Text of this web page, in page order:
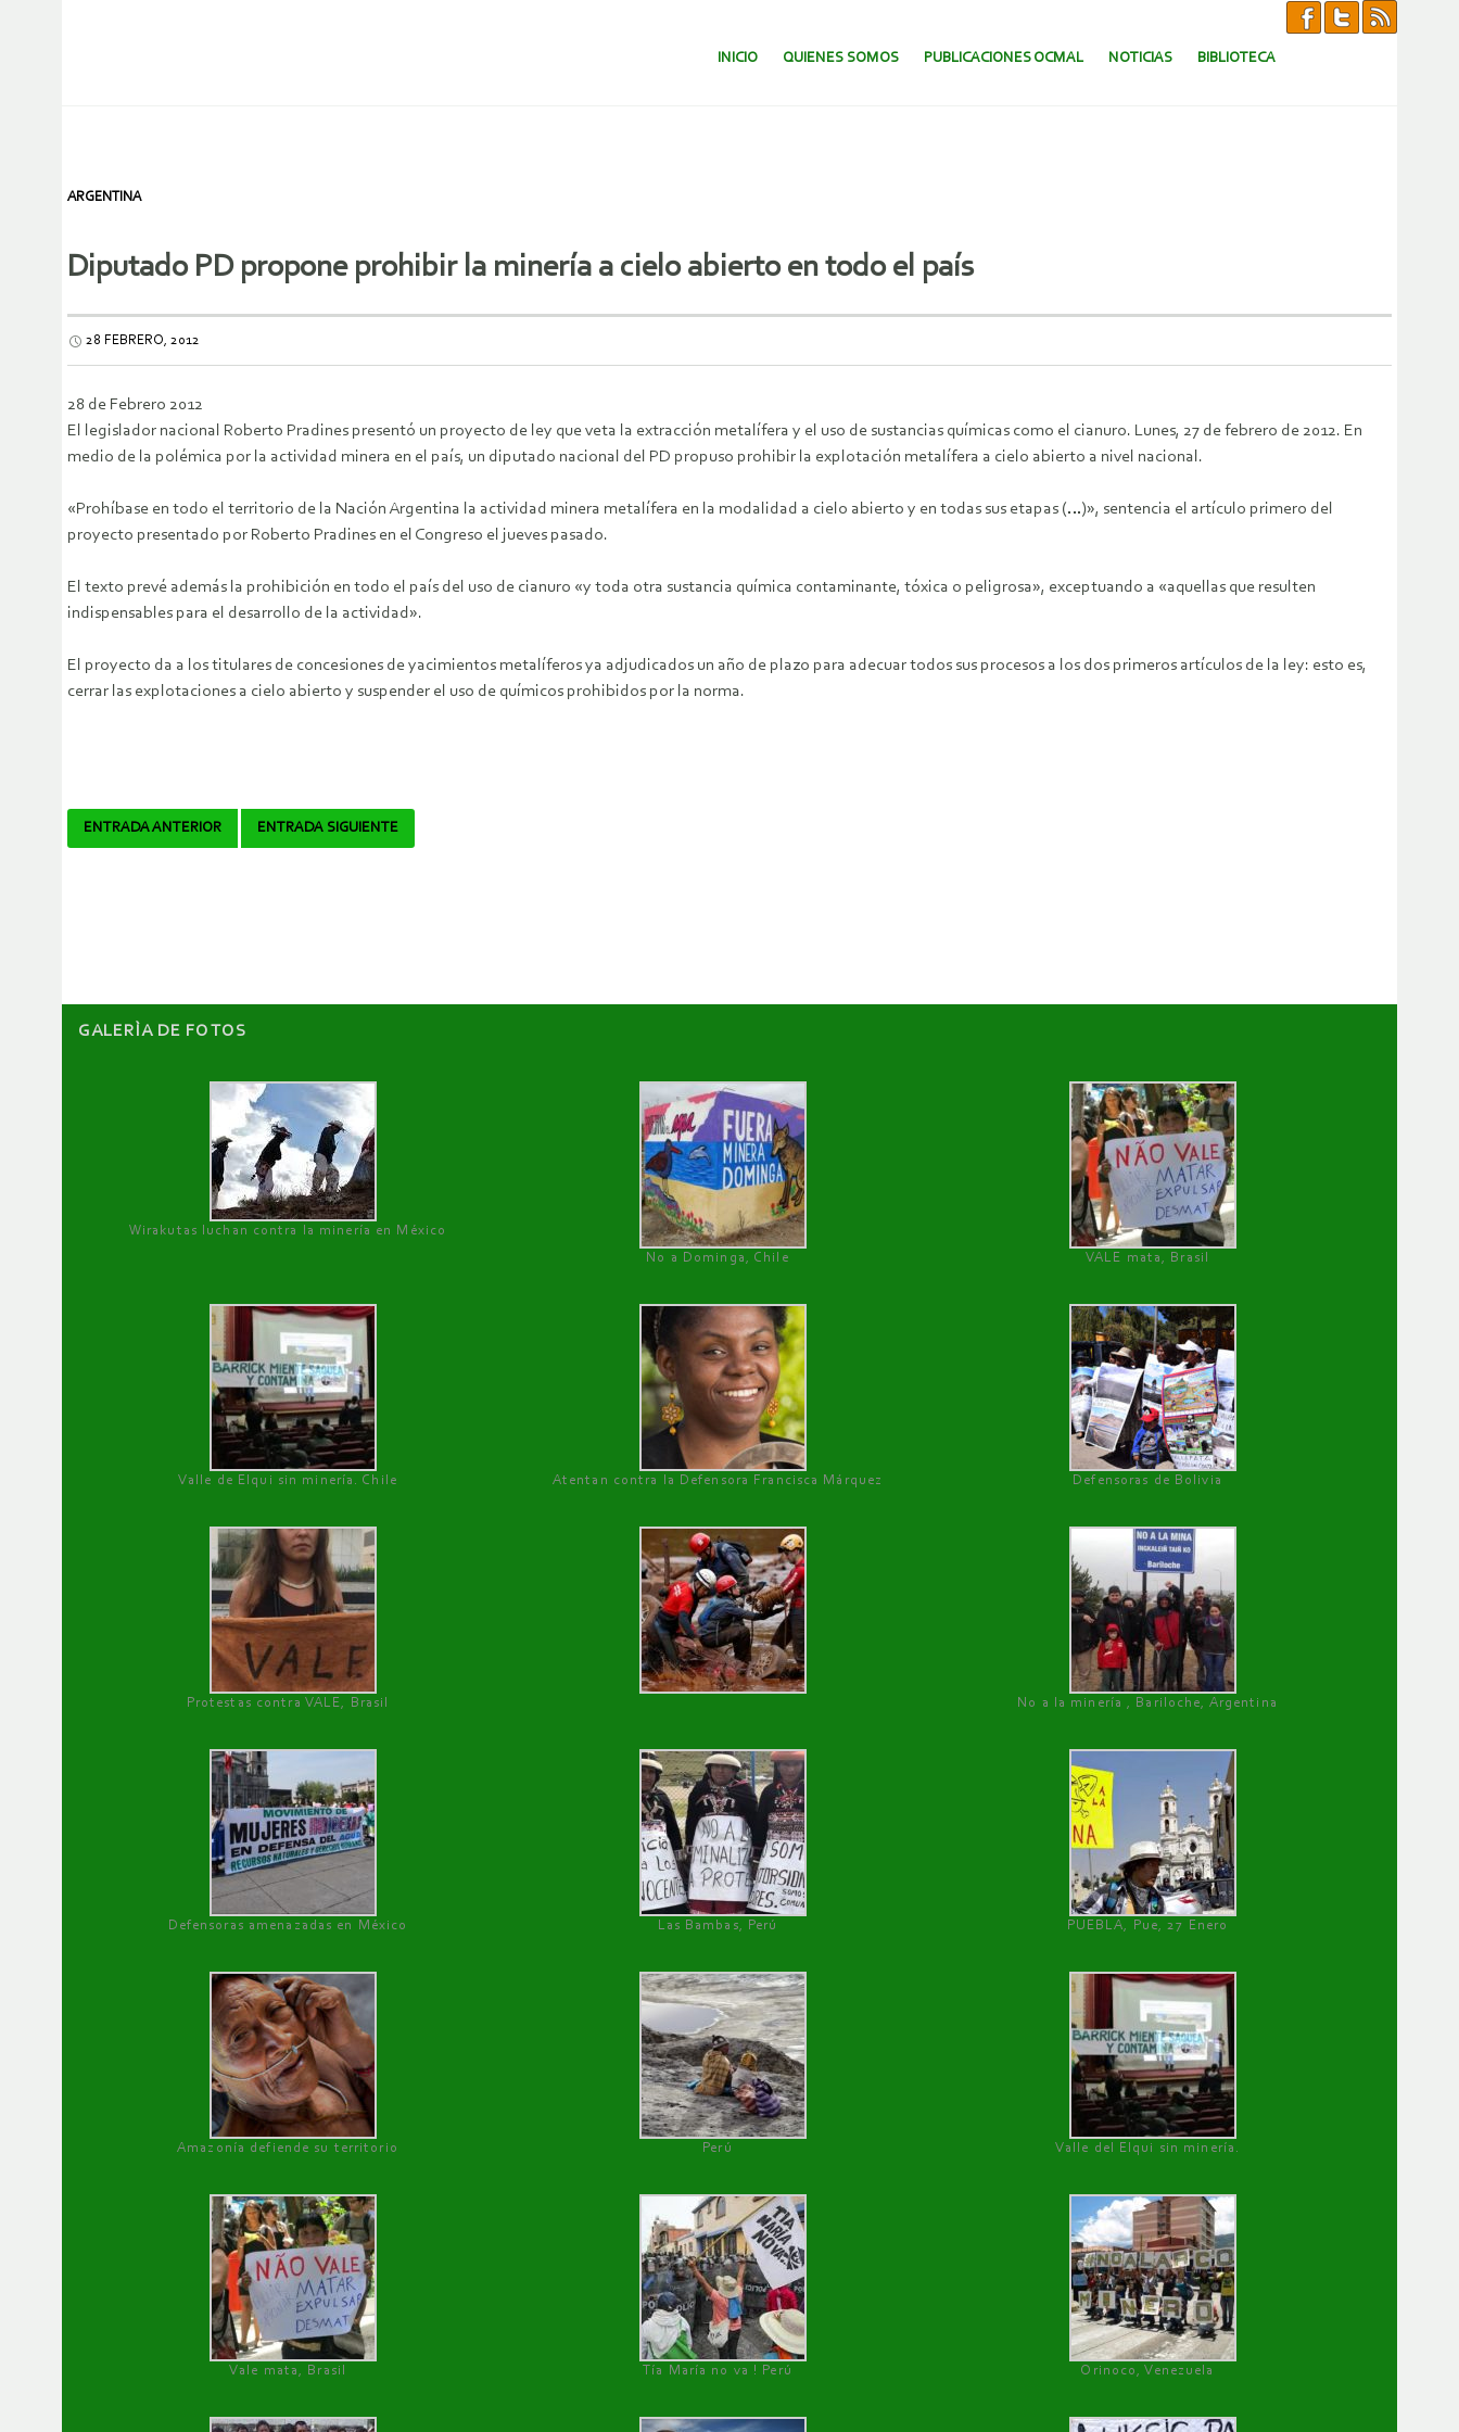
SALTAR AL CONTENIDO.
INICIO QUIENES SOMOS PUBLICACIONES OCMAL NOTICIAS BIBLIOTECA
ARGENTINA
Diputado PD propone prohibir la minería a cielo abierto en todo el país
28 FEBRERO, 2012
28 de Febrero 2012
El legislador nacional Roberto Pradines presentó un proyecto de ley que veta la extracción metalífera y el uso de sustancias químicas como el cianuro. Lunes, 27 de febrero de 2012. En
medio de la polémica por la actividad minera en el país, un diputado nacional del PD propuso prohibir la explotación metalífera a cielo abierto a nivel nacional.
«Prohíbase en todo el territorio de la Nación Argentina la actividad minera metalífera en la modalidad a cielo abierto y en todas sus etapas (…)», sentencia el artículo primero del
proyecto presentado por Roberto Pradines en el Congreso el jueves pasado.
El texto prevé además la prohibición en todo el país del uso de cianuro «y toda otra sustancia química contaminante, tóxica o peligrosa», exceptuando a «aquellas que resulten
indispensables para el desarrollo de la actividad».
El proyecto da a los titulares de concesiones de yacimientos metalíferos ya adjudicados un año de plazo para adecuar todos sus procesos a los dos primeros artículos de la ley: esto es,
cerrar las explotaciones a cielo abierto y suspender el uso de químicos prohibidos por la norma.
Navegador
ENTRADA ANTERIOR ENTRADA SIGUIENTE
GALERÌA DE FOTOS
Wirakutas luchan contra la minería en México
No a Dominga, Chile
VALE mata, Brasil
Valle de Elqui sin minería. Chile Atentan contra la Defensora Francisca Márquez Defensoras de Bolivia
Protestas contra VALE, Brasil No a la minería , Bariloche, Argentina
Defensoras amenazadas en México Las Bambas, Perú PUEBLA, Pue, 27 Enero
Amazonía defiende su territorio Perú Valle del Elqui sin minería.
Vale mata, Brasil Tía María no va ! Perú Orinoco, Venezuela